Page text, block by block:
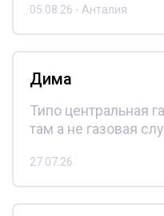
05.08.26 - Анталия
Дима
Типо центральная
там а не газовая
27.07.26